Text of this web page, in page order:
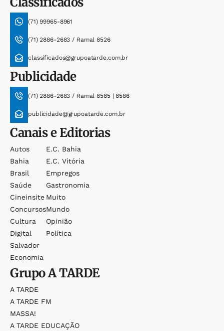
(71) 99965-8961
(71) 2886-2683 / Ramal 8526
classificados@grupoatarde.com.br
Publicidade
(71) 2886-2683 / Ramal 8585 | 8586
publicidade@grupoatarde.com.br
Canais e Editorias
Autos
Bahia
Brasil
Saúde
Cineinsite
Concursos
Cultura
Digital
Salvador
Economia
E.c. Bahia
E.c. Vitória
Empregos
Gastronomia
Muito
Mundo
Opinião
Política
GrupoA TARDE
A TARDE
A TARDE FM
MASSA!
A TARDE EDUCAÇÃO